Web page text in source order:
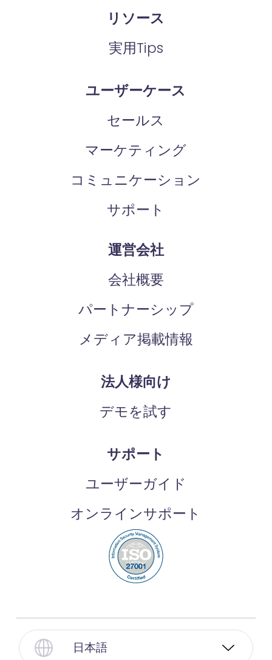
リソース
実用Tips
ユーザーケース
セールス
マーケティング
コミュニケーション
サポート
運営会社
会社概要
パートナーシップ
メディア掲載情報
法人様向け
デモを試す
サポート
ユーザーガイド
オンラインサポート
日本語